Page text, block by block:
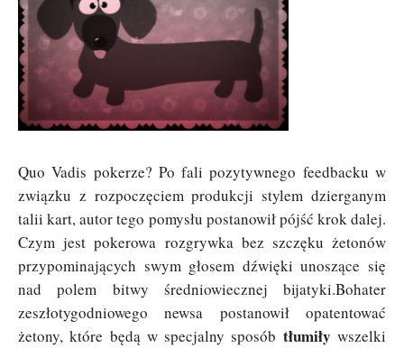
Quo Vadis pokerze? Po fali pozytywnego feedbacku w
związku z rozpoczęciem produkcji stylem dzierganym
talii kart, autor tego pomysłu postanowił pójść krok dalej.
Czym jest pokerowa rozgrywka bez szczęku żetonów
przypominających swym głosem dźwięki unoszące się
nad polem bitwy średniowiecznej bijatyki.Bohater
zeszłotygodniowego newsa postanowił opatentować
żetony, które będą w specjalny sposób tłumiły wszelki